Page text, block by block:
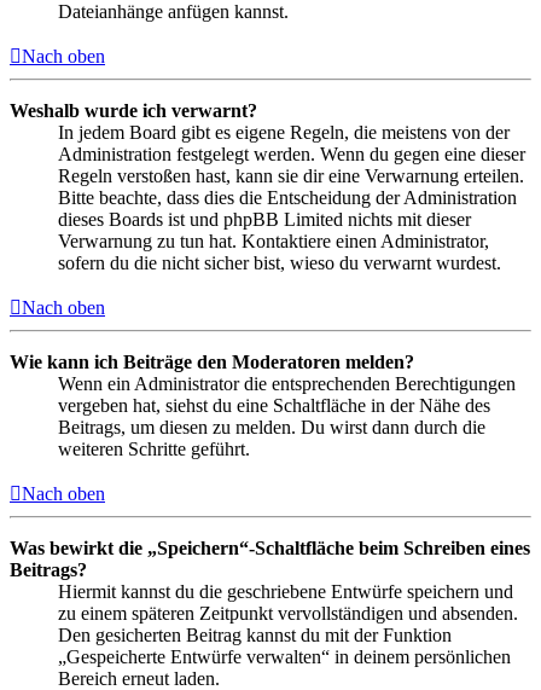
Dateianhänge anfügen kannst.
Nach oben
Weshalb wurde ich verwarnt?
In jedem Board gibt es eigene Regeln, die meistens von der
Administration festgelegt werden. Wenn du gegen eine dieser
Regeln verstoßen hast, kann sie dir eine Verwarnung erteilen.
Bitte beachte, dass dies die Entscheidung der Administration
dieses Boards ist und phpBB Limited nichts mit dieser
Verwarnung zu tun hat. Kontaktiere einen Administrator,
sofern du die nicht sicher bist, wieso du verwarnt wurdest.
Nach oben
Wie kann ich Beiträge den Moderatoren melden?
Wenn ein Administrator die entsprechenden Berechtigungen
vergeben hat, siehst du eine Schaltfläche in der Nähe des
Beitrags, um diesen zu melden. Du wirst dann durch die
weiteren Schritte geführt.
Nach oben
Was bewirkt die „Speichern“-Schaltfläche beim Schreiben eines
Beitrags?
Hiermit kannst du die geschriebene Entwürfe speichern und
zu einem späteren Zeitpunkt vervollständigen und absenden.
Den gesicherten Beitrag kannst du mit der Funktion
„Gespeicherte Entwürfe verwalten“ in deinem persönlichen
Bereich erneut laden.